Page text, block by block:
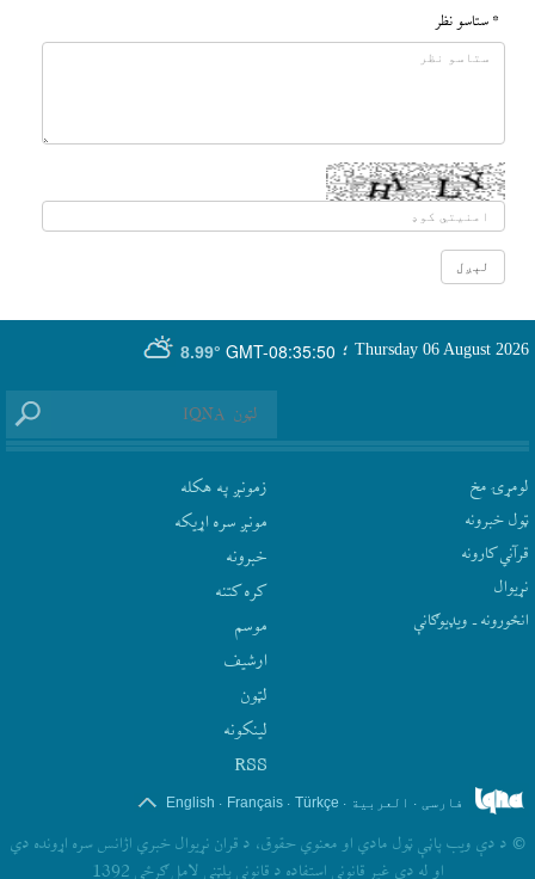
* ستاسو نظر
GMT-08:35:50
8.99° Thursday 06 August 2026 ؛
لومړۍ مخ
ټول خبرونه
قرآني کارونه
نړيوال
انځورونه ـ ویډیوګانې
زمونږ په هکله
مونږ سره اړيکه
‫خبرونه
کره کتنه
موسم
ارشيف
لټون
لينکونه
RSS
فارسی . العربیة .
Türkçe
.
Français
.
English
© د دې ويب پاڼې ټول مادي او معنوي حقوق، د قران نړيوال خبري اژانس سره اړونده دي
او له دې غير قانوني استفاده د قانوني پلټني لامل ګرځي 1392